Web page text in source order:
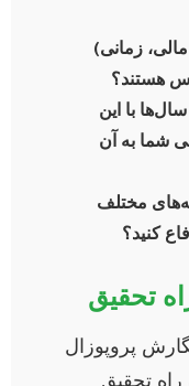
مالی، زمانی)
هستند؟
با این
شما به آن
مختلف
کنید؟
تحقیق
پروپوزال
تحقیق